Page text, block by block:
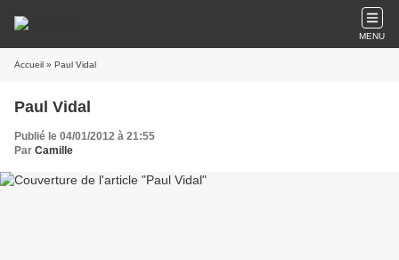
MENU
Accueil » Paul Vidal
Paul Vidal
Publié le 04/01/2012 à 21:55
Par Camille